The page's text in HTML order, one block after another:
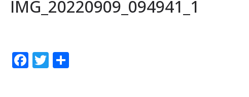
IMG_20220909_094941_1
F T